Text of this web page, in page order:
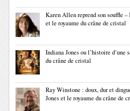
Karen Allen reprend son souffle
et le royaume du crâne de cristal
Indiana Jones ou l’histoire d’une
du crâne de cristal
Ray Winstone : doux, dur et
Jones et le royaume du crâne de